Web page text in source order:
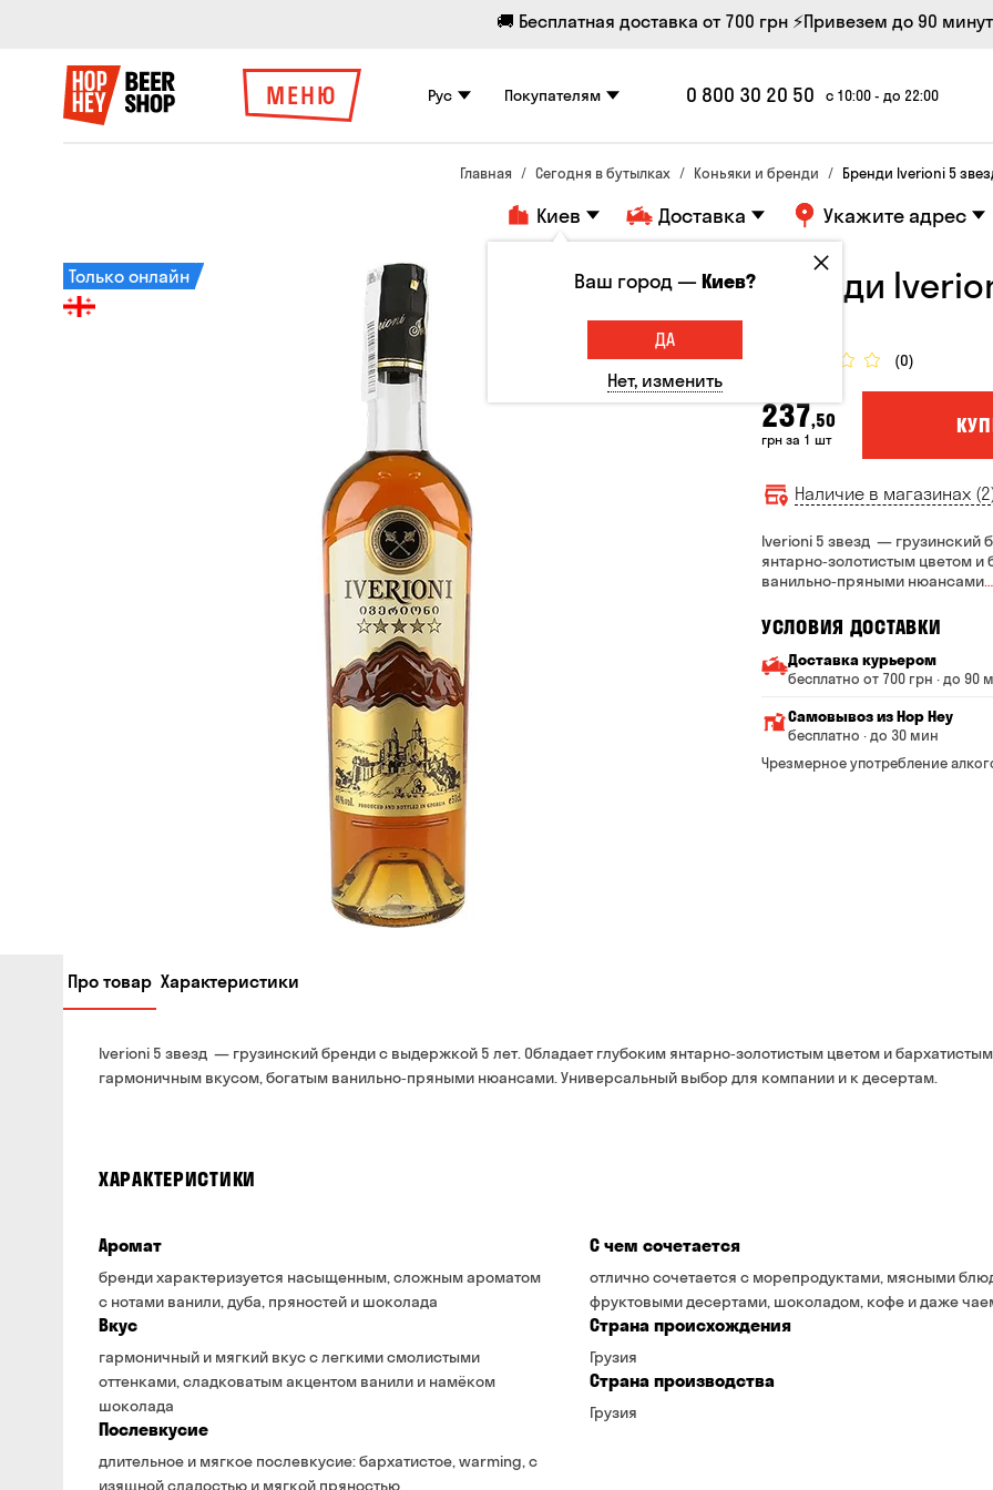
🚚 Бесплатная доставка от 700 грн ⚡Привезем до 90 минут
МЕНЮ Рус Покупателям 0 800 30 20 50 с 10:00 - до 22:00
Главная Сегодня в бутылках Коньяки и бренди Бренди Iverioni 5
Киев Доставка Укажите адрес
Только онлайн Бренди
(0)
237,50
грн за 1 шт
Наличие в магазинах
Iverioni 5 звезд — грузинский
янтарно‑золотистым цветом
ванильно‑пряными нюансами
УСЛОВИЯ ДОСТАВКИ
Доставка курьером
бесплатно от 700 грн · до 90
Минимальная сумма
Стоимость доставки
От 200 до 299 грн
Самовывоз из Hop Hey
бесплатно · до 30 мин
Минимальная сумма
Чрезмерное употребление
Про товар Характеристики
Iverioni 5 звезд — грузинский бренди с выдержкой 5 лет. Обладает глубоким янтарно‑золотистым цветом и
гармоничным вкусом, богатым ванильно‑пряными нюансами. Универсальный выбор для компании и к десертам.
ХАРАКТЕРИСТИКИ
Аромат
бренди характеризуется насыщенным, сложным ароматом
с нотами ванили, дуба, пряностей и шоколада
Вкус
гармоничный и мягкий вкус с легкими смолистыми
оттенками, сладковатым акцентом ванили и намёком
шоколада
Послевкусие
длительное и мягкое послевкусие: бархатистое, warming, с
изящной сладостью и мягкой пряностью
С чем сочетается
отлично сочетается с морепродуктами, мясными
фруктовыми десертами, шоколадом, кофе и даже
Страна происхождения
Грузия
Страна производства
Грузия
Ваш город —Киев?
ДА
Нет, изменить